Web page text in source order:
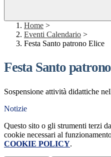
Home >
Eventi Calendario >
Festa Santo patrono Elice
Festa Santo
Sospensione attività didattiche
Notizie
Questo sito o gli strumenti terzi
cookie necessari al
COOKIE POLICY.